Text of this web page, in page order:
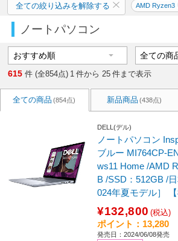
全ての絞り込みを解除する AMD Ryzen3
ノートパソコン
615 件 (全854点) 1 件から 25 件まで表示
全ての商品 (854点) 新品商品 (438点)
DELL(デル)
ノートパソコン
ブルー MI764CP-
ws11 Home /AMD
B /SSD：512GB /
024年夏モデル］ 【
¥132,800 (税込)
ポイント：13,280
発売日：2024/06/08発売